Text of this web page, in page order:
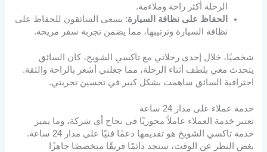
الرحلة أكثر راحة وملاءمة.
الحفاظ على نظافة السيارة: يسعى السائقون للحفاظ على
نظافة السيارة وترتيبها، مما يضمن تجربة سفر مريحة.
شخصيًا، خلال إحدى رحلاتي مع تاكسي الشويخ، كان السائق
يتحدث معي بلطف أثناء الرحلة، مما جعلني أشعر بالراحة والثقة.
احترافية السائق ساهمت بشكل كبير في تحسين تجربتي.
خدمة عملاء على مدار 24 ساعة
تعتبر خدمة العملاء عاملاً محوريًا في نجاح أي شركة، وما يميز
خدمة تاكسي الشويخ هو تقديمها دعمًا فنيًا على مدار 24 ساعة.
بغض النظر عن الوقت، ستجد دائمًا فريقًا متخصصًا جاهزًا